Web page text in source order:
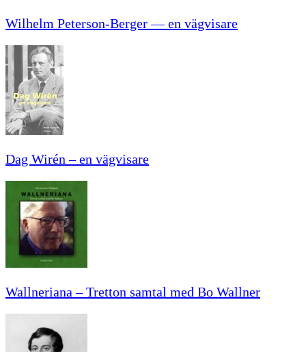
Wilhelm Peterson-Berger — en vägvisare
Dag Wirén – en vägvisare
Wallneriana – Tretton samtal med Bo Wallner